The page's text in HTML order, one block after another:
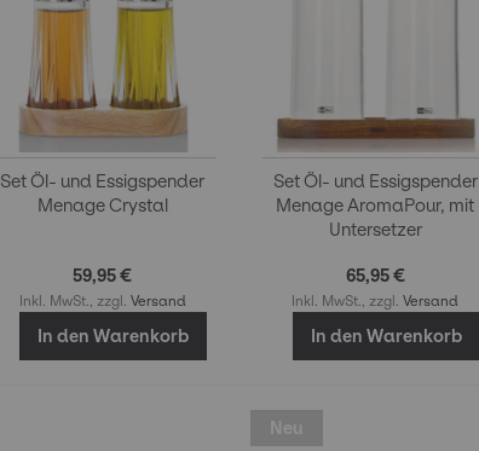
Set Öl- und Essigspender
Menage Crystal
59,95 €
Inkl. MwSt., zzgl. Versand
In den Warenkorb
Set Öl- und Essigspender
Menage AromaPour, mit
Untersetzer
65,95 €
Inkl. MwSt., zzgl.Versand
In den Warenkorb
Neu